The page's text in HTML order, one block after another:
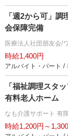
「週2から可」
会保障完備
医療法人社団朋友会/
時給1,400円
アルバイト・パート /
「福祉調理スタ
有料老人ホーム
なも介護サポート 有
時給1,200円～